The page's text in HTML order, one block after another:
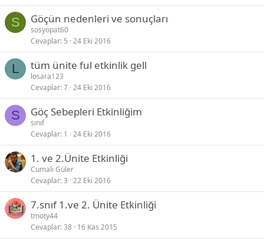
S Göçün nedenleri ve sonuçları
sosyopat60
Cevaplar 5 24 Eki 2016
L tüm ünite ful etkinlik gell
losara123
Cevaplar 7 24 Eki 2016
S Göç Sebepleri Etkinliğim
sınıf
Cevaplar 1 24 Eki 2016
1. ve 2.Ünite Etkinliği
Cumali Güler
Cevaplar 3 22 Eki 2016
7.snıf 1.ve 2. Ünite Etkinliği
tmoty44
Cevaplar 38 16 Kas 2015